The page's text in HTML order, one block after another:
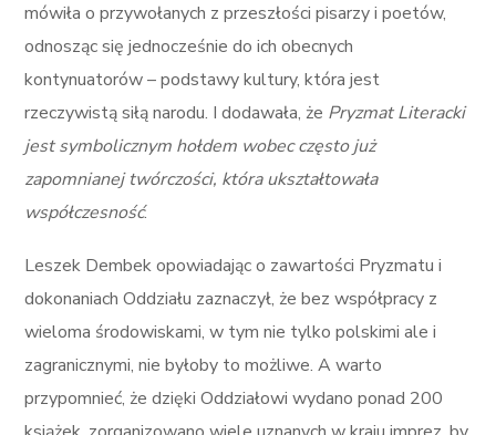
mówiła o przywołanych z przeszłości pisarzy i poetów,
odnosząc się jednocześnie do ich obecnych
kontynuatorów – podstawy kultury, która jest
rzeczywistą siłą narodu. I dodawała, że Pryzmat Literacki
jest symbolicznym hołdem wobec często już
zapomnianej twórczości, która ukształtowała
współczesność.
Leszek Dembek opowiadając o zawartości Pryzmatu i
dokonaniach Oddziału zaznaczył, że bez współpracy z
wieloma środowiskami, w tym nie tylko polskimi ale i
zagranicznymi, nie byłoby to możliwe. A warto
przypomnieć, że dzięki Oddziałowi wydano ponad 200